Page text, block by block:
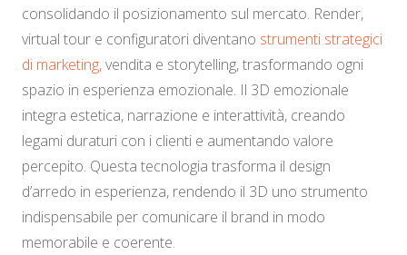
consolidando il posizionamento sul mercato. Render,
virtual tour e configuratori diventano strumenti strategici
di marketing,vendita e storytelling, trasformando ogni
spazio in esperienza emozionale. Il 3D emozionale
integra estetica, narrazione e interattività, creando
legami duraturi con i clienti e aumentando valore
percepito. Questa tecnologia trasforma il design
d’arredo in esperienza, rendendo il 3D uno strumento
indispensabile per comunicare il brand in modo
memorabile e coerente.